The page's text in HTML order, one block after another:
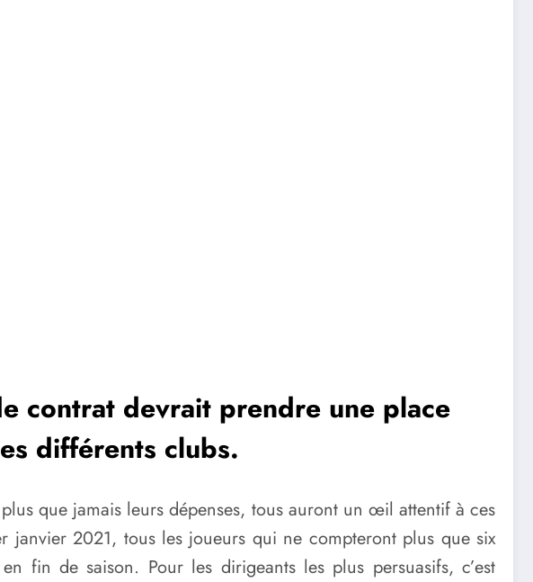
contrat devrait prendre une place
différents clubs.
que jamais leurs dépenses, tous auront un œil attentif à ces
2021, tous les joueurs qui ne compteront plus que six
fin de saison. Pour les dirigeants les plus persuasifs, c’est